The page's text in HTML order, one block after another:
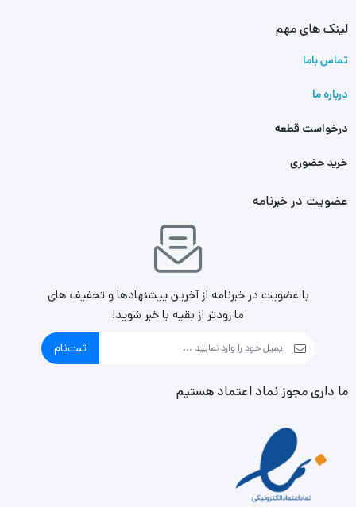
لینک های مهم
تماس باما
درباره ما
درخواست قطعه
خرید حضوری
عضویت در خبرنامه
با عضویت در خبرنامه از آخرین پیشنهادها و تخفیف های
ما زودتر از بقیه با خبر شوید!
ثبت‌نام
ما داری مجوز نماد اعتماد هستیم